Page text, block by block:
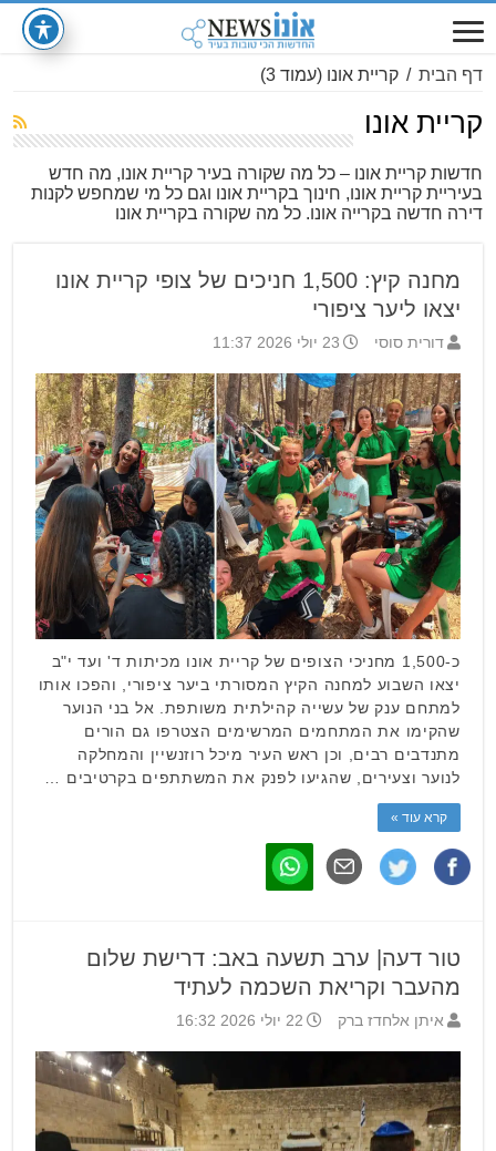
דף הבית / קריית אונו (עמוד 3)
קריית אונו
חדשות קריית אונו – כל מה שקורה בעיר קריית אונו, מה חדש
בעיריית קריית אונו, חינוך בקריית אונו וגם כל מי שמחפש לקנות
דירה חדשה בקרייה אונו. כל מה שקורה בקריית אונו
מחנה קיץ: 1,500 חניכים של צופי קריית אונו
יצאו ליער ציפורי
דורית סוסי 23 יולי 2026 11:37
כ-1,500 מחניכי הצופים של קריית אונו מכיתות ד' ועד י"ב
יצאו השבוע למחנה הקיץ המסורתי ביער ציפורי, והפכו אותו
למתחם ענק של עשייה קהילתית משותפת. אל בני הנוער
שהקימו את המתחמים המרשימים הצטרפו גם הורים
מתנדבים רבים, וכן ראש העיר מיכל רוזנשיין והמחלקה
לנוער וצעירים, שהגיעו לפנק את המשתתפים בקרטיבים …
קרא עוד »
טור דעה| ערב תשעה באב: דרישת שלום
מהעבר וקריאת השכמה לעתיד
איתן אלחדז ברק 22 יולי 2026 16:32